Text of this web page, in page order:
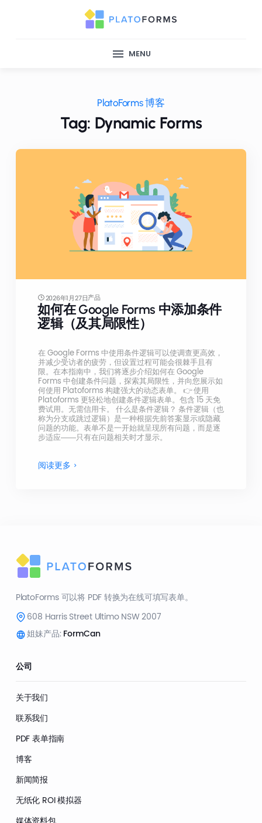
MENU
PlatoForms 博客
Tag: Dynamic Forms
2026年1月27日产品
如何在 Google Forms 中添加条件
逻辑（及其局限性）
在 Google Forms 中使用条件逻辑可以使调查更高效，
并减少受访者的疲劳，但设置过程可能会很棘手且有
限。在本指南中，我们将逐步介绍如何在 Google
Forms 中创建条件问题，探索其局限性，并向您展示如
何使用 Platoforms 构建强大的动态表单。 👉 使用
Platoforms 更轻松地创建条件逻辑表单。包含 15 天免
费试用。无需信用卡。 什么是条件逻辑？ 条件逻辑（也
称为分支或跳过逻辑）是一种根据先前答案显示或隐藏
问题的功能。表单不是一开始就呈现所有问题，而是逐
步适应——只有在问题相关时才显示。
阅读更多
PlatoForms 可以将 PDF 转换为在线可填写表单。
608 Harris Street Ultimo NSW 2007
姐妹产品: FormCan
公司
关于我们
联系我们
PDF 表单指南
博客
新闻简报
无纸化 ROI 模拟器
媒体资料包